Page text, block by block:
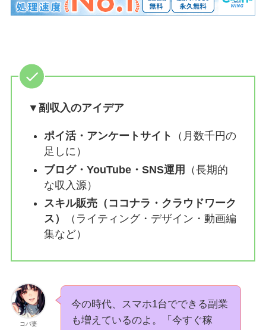
▼副収入のアイデア
ポイ活・アンケートサイト
（月数千円の
足しに）
ブログ・YouTube・SNS運用
（長期的
な収入源）
スキル販売（ココナラ・クラウドワーク
ス）
（ライティング・デザイン・動画編
集など）
コバ妻
今の時代、スマホ1台でできる副業
も増えているのよ。「今すぐ稼